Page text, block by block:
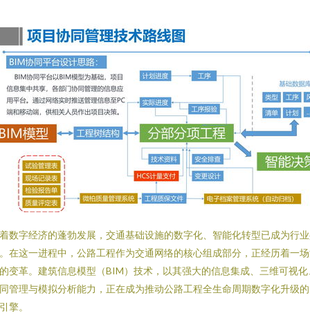
数字经济的蓬勃发展，交通基础设施的数字化、智能化转型已成为行
在这一进程中，公路工程作为交通网络的核心组成部分，正经历着一
变革。建筑信息模型（BIM）技术，以其强大的信息集成、三维可视化
管理与模拟分析能力，正在成为推动公路工程全生命周期数字化升级
擎。